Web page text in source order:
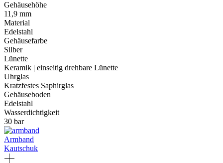
Gehäusehöhe
11,9 mm
Material
Edelstahl
Gehäusefarbe
Silber
Lünette
Keramik | einseitig drehbare Lünette
Uhrglas
Kratzfestes Saphirglas
Gehäuseboden
Edelstahl
Wasserdichtigkeit
30 bar
Armband
Kautschuk